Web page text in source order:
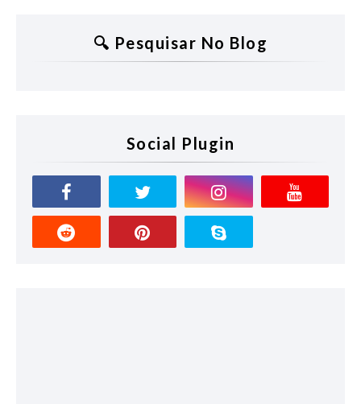
🔍 Pesquisar No Blog
Social Plugin